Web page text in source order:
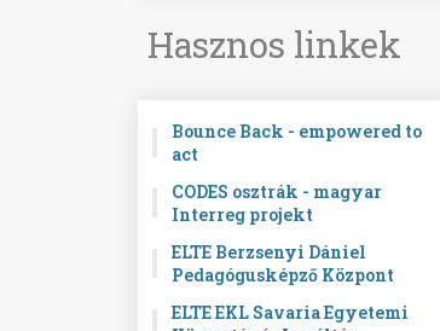
Hasznos linkek
Bounce Back - empowered to
act
CODES osztrák - magyar
Interreg projekt
ELTE Berzsenyi Dániel
Pedagógusképző Központ
ELTE EKL Savaria Egyetemi